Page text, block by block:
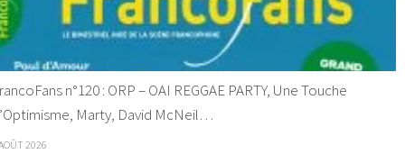
n°120 : ORP – OAI REGGAE PARTY, Une Touche
Marty, David McNeil…
2026